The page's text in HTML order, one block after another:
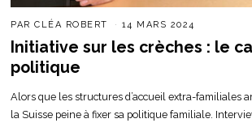
PARCLÉA ROBERT 14 MARS 2024
Initiative sur les crèches : le
politique
Alors que les structures d’accueil extra-familiales
la Suisse peine à fixer sa politique familiale.